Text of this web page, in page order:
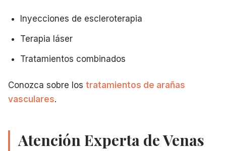
Inyecciones de escleroterapia
Terapia láser
Tratamientos combinados
Conozca sobre los tratamientos de arañas
vasculares.
Atención Experta de Venas